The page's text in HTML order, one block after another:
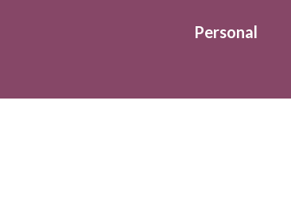
Personal